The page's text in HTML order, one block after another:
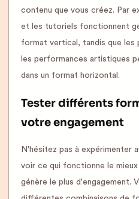
contenu que vous créez. Par
et les tutoriels fonctionnent
format vertical, tandis que les
les performances artistiques
dans un format horizontal.
Tester différents
votre engagement
N'hésitez pas à expérimenter
voir ce qui fonctionne le
génère le plus d'engagement.